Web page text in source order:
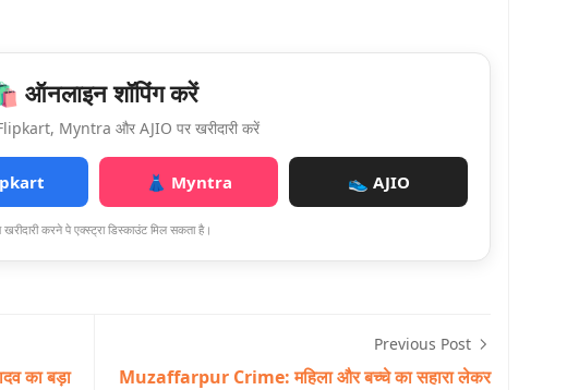
ऑनलाइन शॉपिंग करें
Myntra और AJIO पर खरीदारी करें
👗 Myntra 👟 AJIO
खरीदारी करने पे एक्स्ट्रा डिस्काउंट मिल सकता है।
का बड़ा
Previous Post
Muzaffarpur Crime: महिला और बच्चे का सहारा लेकर